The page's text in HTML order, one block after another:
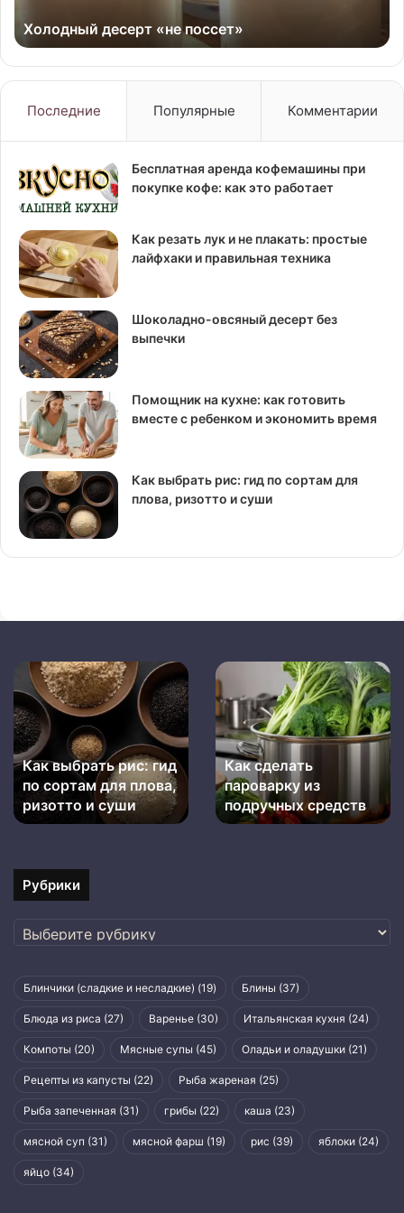
Холодный десерт «не поссет»
Последние Популярные Комментарии
Бесплатная аренда кофемашины при
покупке кофе: как это работает
Как резать лук и не плакать: простые
лайфхаки и правильная техника
Шоколадно-овсяный десерт без
выпечки
Помощник на кухне: как готовить
вместе с ребенком и экономить время
Как выбрать рис: гид по сортам для
плова, ризотто и суши
Как
выбрать
рис:
гид
по
сортам
для
плова,
ризотто
Как выбрать рис: гид
по сортам для плова,
ризотто и суши
Как
пароварку
из
подручных
средств
Как сделать
пароварку из
подручных средств
Рубрики
Рубрики
Блинчики (сладкие и несладкие) (19) Блины (37)
Блюда из риса (27) Варенье (30) Итальянская кухня (24)
Компоты (20) Мясные супы (45) Оладьи и оладушки (21)
Рецепты из капусты (22) Рыба жареная (25)
Рыба запеченная (31) грибы (22) каша (23)
мясной суп (31) мясной фарш (19) рис (39) яблоки (24)
яйцо (34)